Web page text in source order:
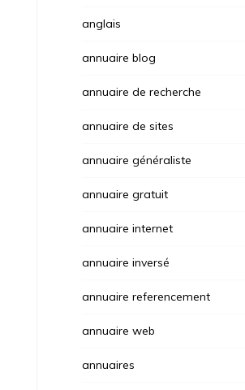
anglais
annuaire blog
annuaire de recherche
annuaire de sites
annuaire généraliste
annuaire gratuit
annuaire internet
annuaire inversé
annuaire referencement
annuaire web
annuaires